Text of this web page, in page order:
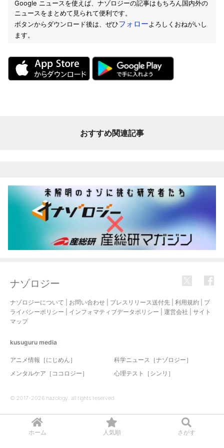
ホーム 人気順 さがす
Google ニュースを使えば、ナゾロジーの記事はもちろん国内外の
ニュースをまとめて見られて便利です。
ボタンからダウンロード後は、ぜひフォローよろしくおねがいし
ます。
おすすめ関連記事
ナゾロジー
ナゾロジーについて お問い合わせ プレスリリース送付先 利用規約
プ
ライバシーポリシー
インフォマティブデータポリシー 運営会社
サイト
マップ
kusuguru media
アニメ情報［にじめん］
科学ニュース［ナゾロジー］
メンタルケア［ココロジー］
心理テスト［シンリ］
© 2017-2026 nazology. all rights reserved.